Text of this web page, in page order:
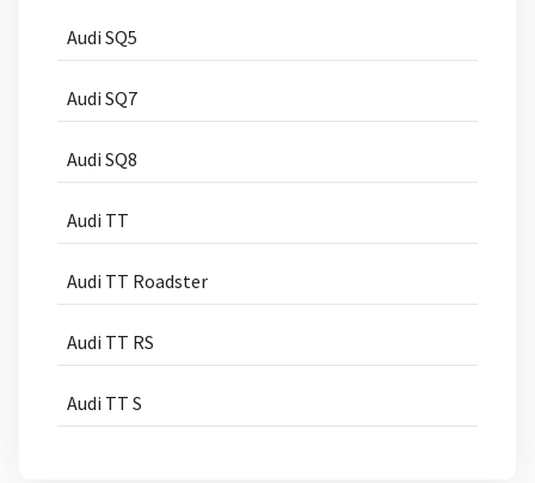
Audi SQ5
Audi SQ7
Audi SQ8
Audi TT
Audi TT Roadster
Audi TT RS
Audi TT S